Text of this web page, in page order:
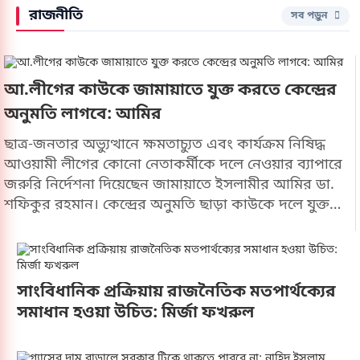
অব্যাহত থাকবে বলে আশা
প্রকাশ করেন।
রাজনীতি সব পড়ুন
আ.লীগের কাউকে জামায়াতে যুক্ত করতে কেন্দ্রের
অনুমতি লাগবে: আমির
ছাত্র-জনতার অভ্যুত্থানে ক্ষমতাচ্যুত এবং কার্যক্রম নিষিদ্ধ
আওয়ামী লীগের কোনো নেতাকর্মীকে দলে নেওয়ার ব্যাপারে
জরুরি নির্দেশনা দিয়েছেন জামায়াতে ইসলামীর আমির ডা.
শফিকুর রহমান। কেন্দ্রের অনুমতি ছাড়া কাউকে দলে যুক্ত
তিনি।শুক্রবার (৭ আগস্ট) সকালে বাগেরহাটে
সাংবাদিকদের সঙ্গে এক মতবিনিময় সভায় তিনি এই
নির্দেশনার কথা জানান।জামায়াত আমির বলেন, রাজনীতি
হচ্ছে একটি সুস্থ সাংস্কৃতিক চর্চার জায়গা। এখানে কোনো
মাস্তান বা সন্ত্রাসী মানসিকতার মানুষের স্থান নেই।দলীয়
সাংবিধানিক প্রক্রিয়ায় রাজনৈতিক মতপার্থক্যের
সমাধান হওয়া উচিত: মির্জা ফখরুল